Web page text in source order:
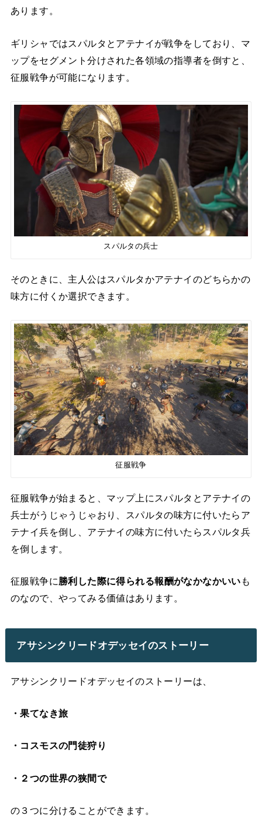
あります。
ギリシャではスパルタとアテナイが戦争をしており、マ
ップをセグメント分けされた各領域の指導者を倒すと、
征服戦争が可能になります。
スパルタの兵士
そのときに、主人公はスパルタかアテナイのどちらかの
味方に付くか選択できます。
征服戦争
征服戦争が始まると、マップ上にスパルタとアテナイの
兵士がうじゃうじゃおり、スパルタの味方に付いたらア
テナイ兵を倒し、アテナイの味方に付いたらスパルタ兵
を倒します。
征服戦争に勝利した際に得られる報酬がなかなかいい も
のなので、やってみる価値はあります。
アサシンクリードオデッセイのストーリー
アサシンクリードオデッセイのストーリーは、
・果てなき旅
・コスモスの門徒狩り
・２つの世界の狭間で
の３つに分けることができます。